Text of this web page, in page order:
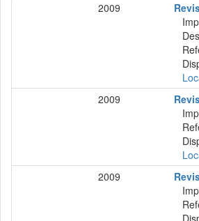
2009
2009
2009